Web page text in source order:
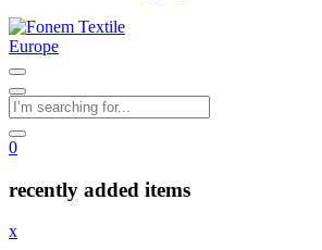
0
recently added items
x